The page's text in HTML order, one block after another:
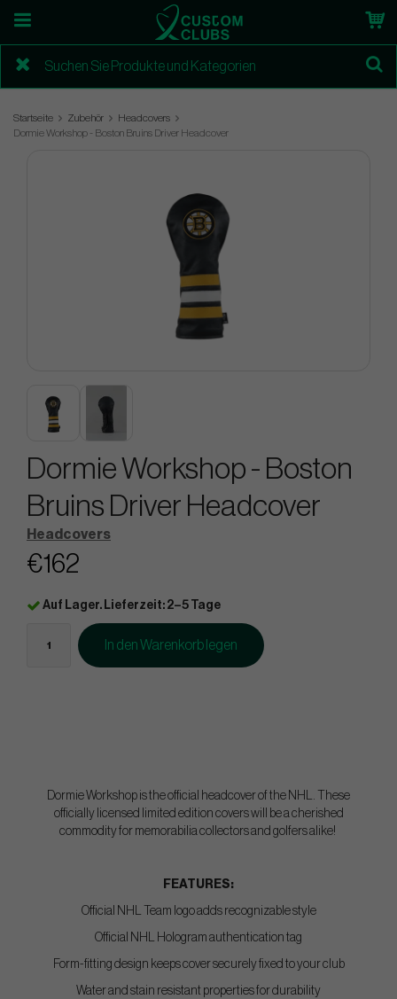
Startseite Zubehör
Headcovers
Dormie Workshop - Boston Bruins Driver Headcover
Dormie Workshop - Boston
Bruins Driver Headcover
Headcovers
€162
Auf Lager. Lieferzeit: 2–5 Tage
In den Warenkorb legen
Dormie Workshop is the official headcover of the NHL. These
officially licensed limited edition covers will be a cherished
commodity for memorabilia collectors and golfers alike!
FEATURES:
Official NHL Team logo adds recognizable style
Official NHL Hologram authentication tag
Form-fitting design keeps cover securely fixed to your club
Water and stain resistant properties for durability